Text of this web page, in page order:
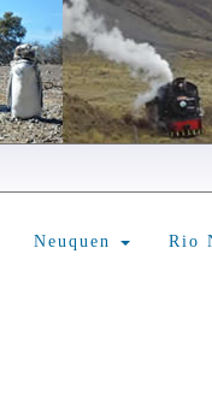
Neuquen Rio